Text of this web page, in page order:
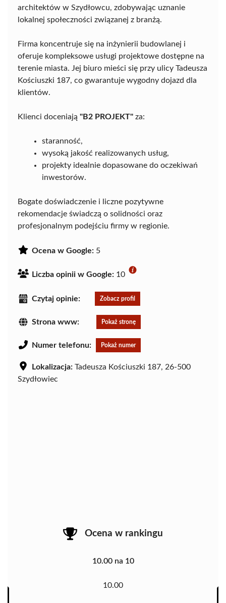
architektów w Szydłowcu, zdobywając uznanie
lokalnej społeczności związanej z branżą.
Firma koncentruje się na inżynierii budowlanej i
oferuje kompleksowe usługi projektowe dostępne na
terenie miasta. Jej biuro mieści się przy ulicy Tadeusza
Kościuszki 187, co gwarantuje wygodny dojazd dla
klientów.
Klienci doceniają "B2 PROJEKT" za:
staranność,
wysoką jakość realizowanych usług,
projekty idealnie dopasowane do oczekiwań
inwestorów.
Bogate doświadczenie i liczne pozytywne
rekomendacje świadczą o solidności oraz
profesjonalnym podejściu firmy w regionie.
Ocena w Google: 5
Liczba opinii w Google: 10
Czytaj opinie: Zobacz profil
Strona www: Pokaż stronę
Numer telefonu: Pokaż numer
Lokalizacja: Tadeusza Kościuszki 187, 26-500
Szydłowiec
Ocena w rankingu
10.00 na 10
10.00